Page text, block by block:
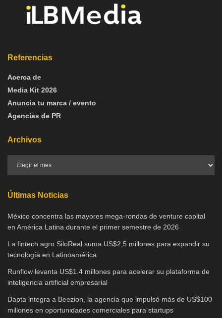
Referencias
Acerca de
Media Kit 2026
Anuncia tu marca / evento
Agencias de PR
Archivos
Últimas Noticias
México concentra las mayores mega-rondas de venture capital
en América Latina durante el primer semestre de 2026
La fintech agro SiloReal suma US$2,5 millones para expandir su
tecnología en Latinoamérica
Runflow levanta US$1.4 millones para acelerar su plataforma de
inteligencia artificial empresarial
Dapta integra a Beezion, la agencia que impulsó más de US$100
millones en oportunidades comerciales para startups